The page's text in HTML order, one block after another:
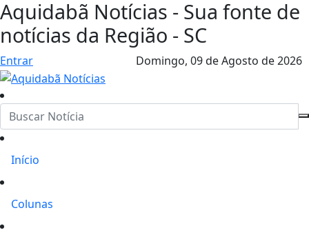
Aquidabã Notícias - Sua fonte de
notícias da Região - SC
Entrar Domingo, 09 de Agosto de 2026
Início
Colunas